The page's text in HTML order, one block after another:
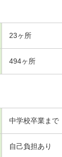
23ヶ所
494ヶ所
中学校卒業まで
自己負担あり